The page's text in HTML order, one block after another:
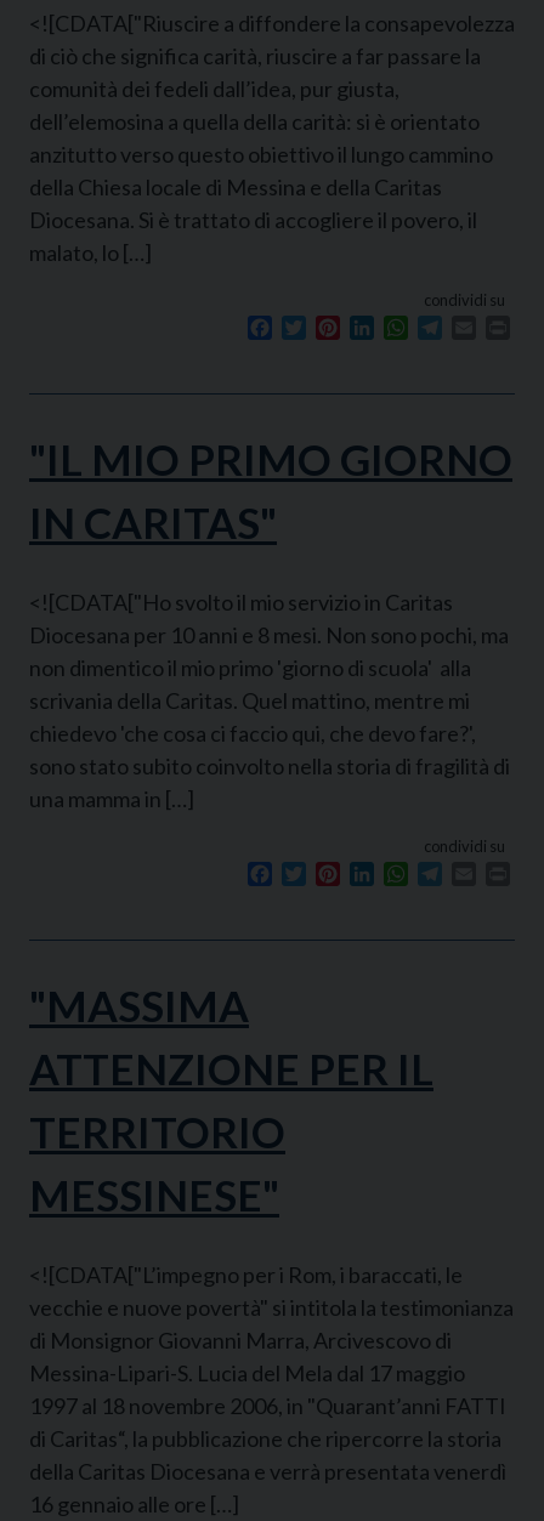
<![CDATA["Riuscire a diffondere la consapevolezza
di ciò che significa carità, riuscire a far passare la
comunità dei fedeli dall’idea, pur giusta,
dell’elemosina a quella della carità: si è orientato
anzitutto verso questo obiettivo il lungo cammino
della Chiesa locale di Messina e della Caritas
Diocesana. Si è trattato di accogliere il povero, il
malato, lo […]
condividi su
Facebook
TwitterPinterestLinkedInWhatsApp
"IL MIO PRIMO GIORNO
IN CARITAS"
<![CDATA["Ho svolto il mio servizio in Caritas
Diocesana per 10 anni e 8 mesi. Non sono pochi, ma
non dimentico il mio primo 'giorno di scuola' alla
scrivania della Caritas. Quel mattino, mentre mi
chiedevo 'che cosa ci faccio qui, che devo fare?',
sono stato subito coinvolto nella storia di fragilità di
una mamma in […]
condividi su
Facebook
TwitterPinterestLinkedInWhatsApp
"MASSIMA
ATTENZIONE PER IL
TERRITORIO
MESSINESE"
<![CDATA["L’impegno per i Rom, i baraccati, le
vecchie e nuove povertà" si intitola la testimonianza
di Monsignor Giovanni Marra, Arcivescovo di
Messina-Lipari-S. Lucia del Mela dal 17 maggio
1997 al 18 novembre 2006, in "Quarant’anni FATTI
di Caritas“, la pubblicazione che ripercorre la storia
della Caritas Diocesana e verrà presentata venerdì
16 gennaio alle ore […]